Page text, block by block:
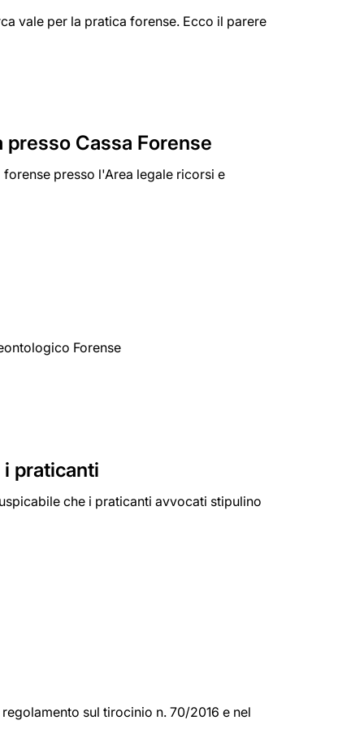
vale per la pratica forense. Ecco il parere
presso Cassa Forense
presso l'Area legale ricorsi e
Forense
praticanti
che i praticanti avvocati stipulino
sul tirocinio n. 70/2016 e nel